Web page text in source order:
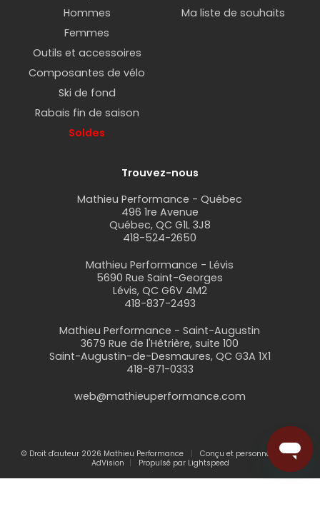
Hommes
Femmes
Outils et accessoires
Composantes de vélo
Ski de fond
Rabais fin de saison
Soldes
Ma liste de souhaits
Trouvez-nous
Mathieu Performance - Québec
496 1re Avenue
Québec, QC G1L 3J8
418-524-2650
Mathieu Performance - Lévis
5690 Rue Saint-Georges
Lévis, QC G6V 4M2
418-837-2493
Mathieu Performance - Saint-Augustin
3679 Rue de l'Hêtrière, suite 100
Saint-Augustin-de-Desmaures, QC G3A 1X1
418-871-0333
web@mathieuperformance.com
© Droit d'auteur 2026 Mathieu Performance
Conçu et personnalisé par
AdVision
Propulsé par Lightspeed